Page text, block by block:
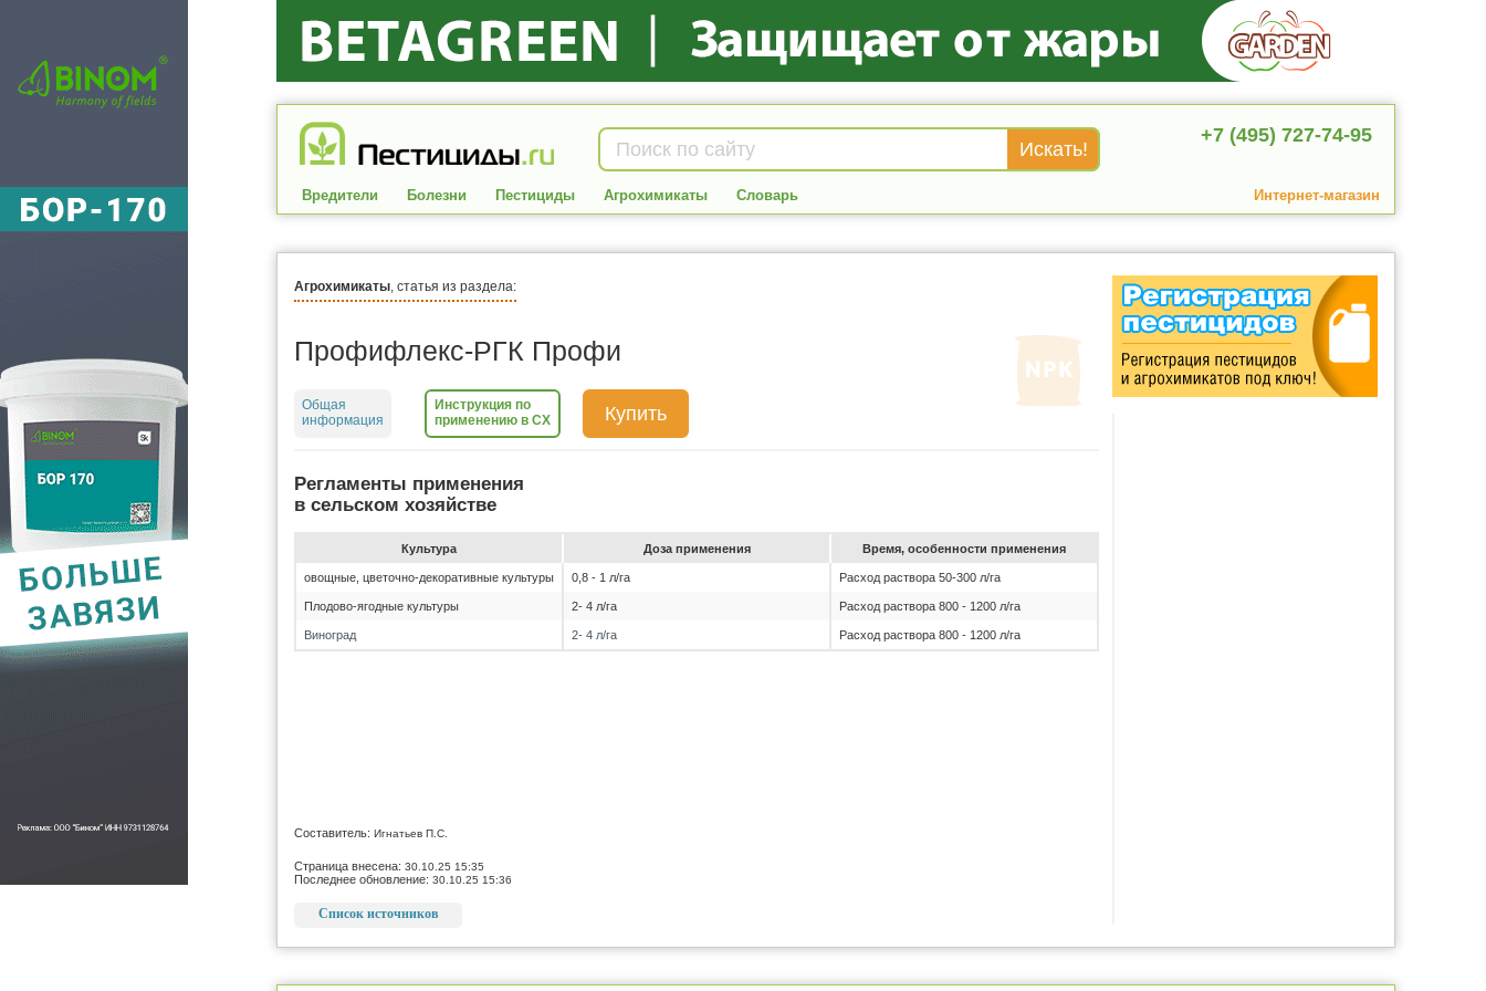
+7 (495) 727-74-95
Вредители Болезни Пестициды Агрохимикаты Словарь Интернет-магазин
Агрохимикаты, статья из раздела:
Профифлекс-РГК Профи
Общая
информация
Инструкция по
применению в СХ
Купить
Регламенты применения
в сельском хозяйстве
Культура До­за при­ме­не­ния Вре­мя, особен­ности при­ме­не­ния
овощные, цветочно-декоративные культуры 0,8 - 1 л/га Расход раствора 50-300 л/га
Плодово-ягодные культуры 2- 4 л/га Расход раствора 800 - 1200 л/га
Виноград 2- 4 л/га Расход раствора 800 - 1200 л/га
Составитель: Игнатьев П.С.
Страница внесена: 30.10.25 15:35
Последнее обновление: 30.10.25 15:36
Список источников